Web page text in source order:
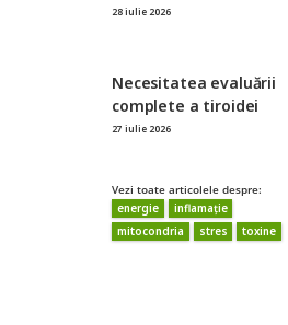
28 iulie 2026
Necesitatea evaluării
complete a tiroidei
27 iulie 2026
Vezi toate articolele despre:
energie
inflamație
mitocondria
stres toxine